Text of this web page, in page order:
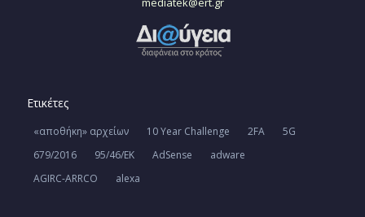
Ετικέτες
«αποθήκη» αρχείων 10 Year Challenge 2FA
5G
679/2016
95/46/ΕΚ AdSense
adware
AGIRC-ARRCO
alexa